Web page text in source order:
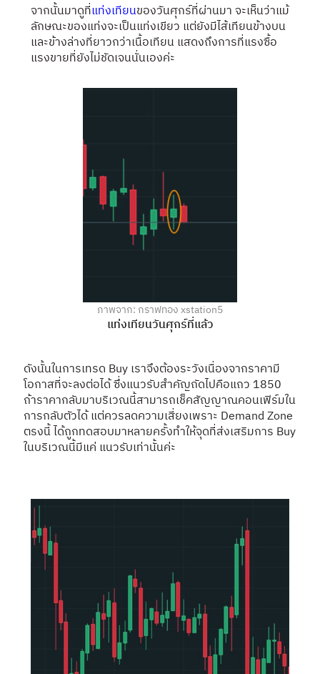
จากนั้นมาดูที่แท่งเทียนของวันศุกร์ที่ผ่านมา จะเห็นว่าแม้
ลักษณะของแท่งจะเป็นแท่งเขียว แต่ยังมีไส้เทียนข้างบน
และข้างล่างที่ยาวกว่าเนื้อเทียน แสดงถึงการที่แรงซื้อ
แรงขายที่ยังไม่ชัดเจนนั่นเองค่ะ
ภาพจาก: กราฟทอง xstation5
แท่งเทียนวันศุกร์ที่แล้ว
ดังนั้นในการเทรด Buy เราจึงต้องระวังเนื่องจากราคามี
โอกาสที่จะลงต่อได้ ซึ่งแนวรับสำคัญถัดไปคือแถว 1850
ถ้าราคากลับมาบริเวณนี้สามารถเช็คสัญญาณคอนเฟิร์มใน
การกลับตัวได้ แต่ควรลดความเสี่ยงเพราะ Demand Zone
ตรงนี้ ได้ถูกทดสอบมาหลายครั้งทำให้จุดที่ส่งเสริมการ Buy
ในบริเวณนี้มีแค่ แนวรับเท่านั้นค่ะ